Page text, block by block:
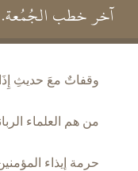
آخر خطب الجُمُعة.
وقفاتٌ معَ حديثِ
من هم العلماء
حرمة إيذاء